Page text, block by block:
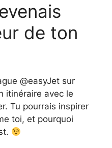
de ton
@easyJet sur
itinéraire avec le
Tu pourrais inspirer
toi, et pourquoi